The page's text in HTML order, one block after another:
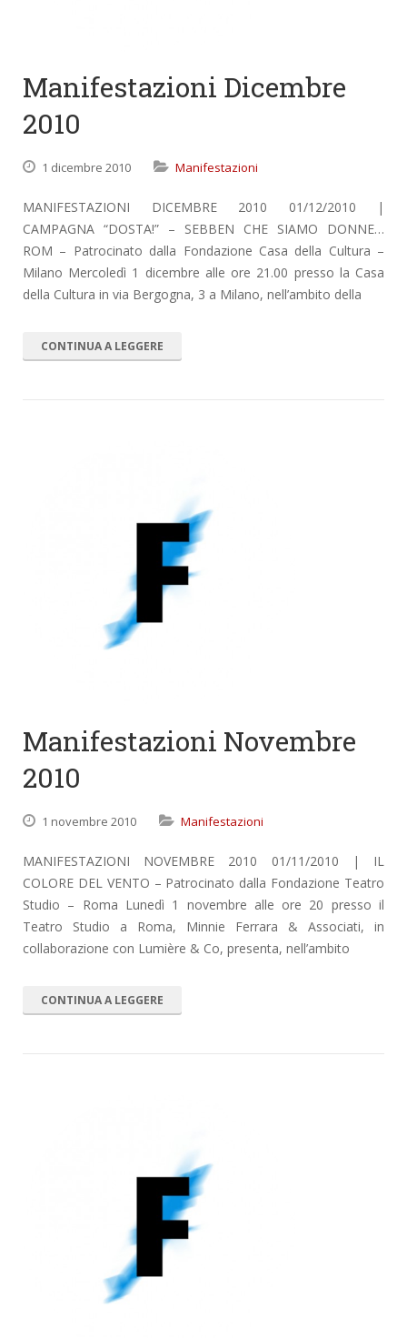
Manifestazioni Dicembre
2010
1 dicembre 2010 Manifestazioni
MANIFESTAZIONI DICEMBRE 2010 01/12/2010 |
CAMPAGNA “DOSTA!” – SEBBEN CHE SIAMO DONNE…
ROM – Patrocinato dalla Fondazione Casa della Cultura –
Milano Mercoledì 1 dicembre alle ore 21.00 presso la Casa
della Cultura in via Bergogna, 3 a Milano, nell’ambito della
CONTINUA A LEGGERE
Manifestazioni Novembre
2010
1 novembre 2010 Manifestazioni
MANIFESTAZIONI NOVEMBRE 2010 01/11/2010 | IL
COLORE DEL VENTO – Patrocinato dalla Fondazione Teatro
Studio – Roma Lunedì 1 novembre alle ore 20 presso il
Teatro Studio a Roma, Minnie Ferrara & Associati, in
collaborazione con Lumière & Co, presenta, nell’ambito
CONTINUA A LEGGERE